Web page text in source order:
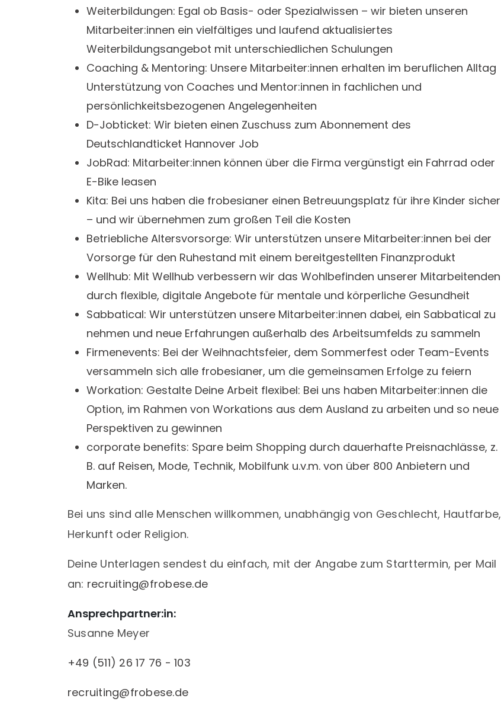
Weiterbildungen: Egal ob Basis- oder Spezialwissen – wir bieten unseren
Mitarbeiter:innen ein vielfältiges und laufend aktualisiertes
Weiterbildungsangebot mit unterschiedlichen Schulungen
Coaching & Mentoring: Unsere Mitarbeiter:innen erhalten im beruflichen Alltag
Unterstützung von Coaches und Mentor:innen in fachlichen und
persönlichkeitsbezogenen Angelegenheiten
D-Jobticket: Wir bieten einen Zuschuss zum Abonnement des
Deutschlandticket Hannover Job
JobRad: Mitarbeiter:innen können über die Firma vergünstigt ein Fahrrad oder
E-Bike leasen
Kita: Bei uns haben die frobesianer einen Betreuungsplatz für ihre Kinder sicher
– und wir übernehmen zum großen Teil die Kosten
Betriebliche Altersvorsorge: Wir unterstützen unsere Mitarbeiter:innen bei der
Vorsorge für den Ruhestand mit einem bereitgestellten Finanzprodukt
Wellhub: Mit Wellhub verbessern wir das Wohlbefinden unserer Mitarbeitenden
durch flexible, digitale Angebote für mentale und körperliche Gesundheit
Sabbatical: Wir unterstützen unsere Mitarbeiter:innen dabei, ein Sabbatical zu
nehmen und neue Erfahrungen außerhalb des Arbeitsumfelds zu sammeln
Firmenevents: Bei der Weihnachtsfeier, dem Sommerfest oder Team-Events
versammeln sich alle frobesianer, um die gemeinsamen Erfolge zu feiern
Workation: Gestalte Deine Arbeit flexibel: Bei uns haben Mitarbeiter:innen die
Option, im Rahmen von Workations aus dem Ausland zu arbeiten und so neue
Perspektiven zu gewinnen
corporate benefits: Spare beim Shopping durch dauerhafte Preisnachlässe, z.
B. auf Reisen, Mode, Technik, Mobilfunk u.v.m. von über 800 Anbietern und
Marken.
Bei uns sind alle Menschen willkommen, unabhängig von Geschlecht, Hautfarbe,
Herkunft oder Religion.
Deine Unterlagen sendest du einfach, mit der Angabe zum Starttermin, per Mail
an: recruiting@frobese.de
Ansprechpartner:in:
Susanne Meyer
+49 (511) 26 17 76 - 103
recruiting@frobese.de